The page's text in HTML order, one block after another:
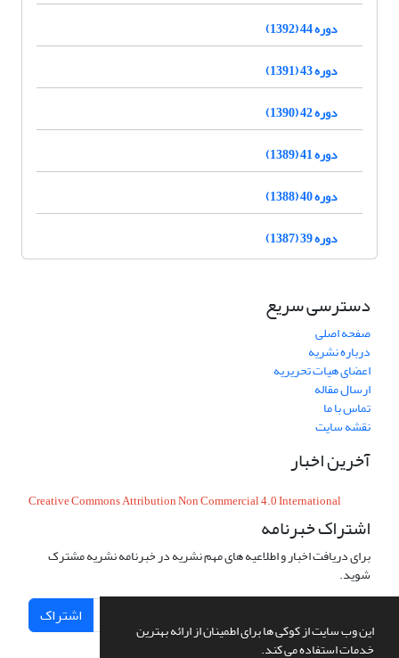
این وب سایت از کوکی ها برای اطمینان از ارائه بهترین
خدمات استفاده می کند.
دوره 44 (1392)
دوره 43 (1391)
دوره 42 (1390)
دوره 41 (1389)
دوره 40 (1388)
دوره 39 (1387)
دسترسی سریع
صفحه اصلی
درباره نشریه
اعضای هیات تحریریه
ارسال مقاله
تماس با ما
نقشه سایت
آخرین اخبار
Creative Commons Attribution Non Commercial 4.0 International
اشتراک خبرنامه
برای دریافت اخبار و اطلاعیه های مهم نشریه در خبرنامه نشریه مشترک
شوید.
اشتراک